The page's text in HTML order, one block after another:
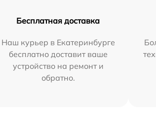
Бесплатная доставка
Наш курьер в Екатеринбурге
бесплатно доставит ваше
устройство на ремонт и
обратно.